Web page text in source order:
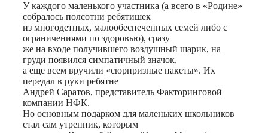
У каждого маленького участника (а всего в «Родине»
собралось полсотни ребятишек
из многодетных, малообеспеченных семей либо с
ограничениями по здоровью), сразу
же на входе получившего воздушный шарик, на
груди появился симпатичный значок,
а еще всем вручили «сюрпризные пакеты». Их
передал в руки ребятне
Андрей Саратов, представитель Факторинговой
компании НФК.
Но основным подарком для маленьких школьников
стал сам утренник, которым